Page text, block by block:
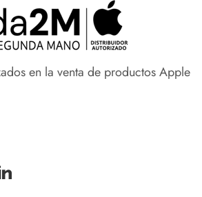
en la venta de productos Apple